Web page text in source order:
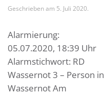
Geschrieben am 5. Juli 2020.
Alarmierung:
05.07.2020, 18:39 Uhr
Alarmstichwort: RD
Wassernot 3 – Person in
Wassernot Am